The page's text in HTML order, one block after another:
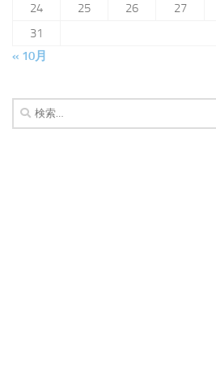
24
25 26 27
31
« 10月
検
索: